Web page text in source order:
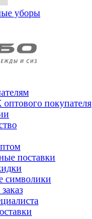
уборы
покупателя
поставки
символики